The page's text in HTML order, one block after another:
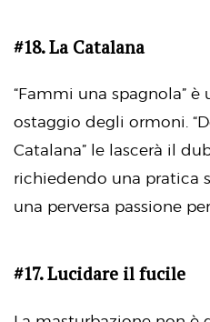
#18. La Catalana
“Fammi una spagnola” è
ostaggio degli ormoni.
Catalana” le lascerà il
richiedendo una pratica
una perversa passione
#17. Lucidare il fucile